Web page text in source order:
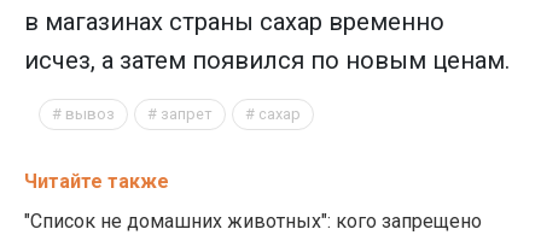
в магазинах страны сахар временно
исчез, а затем появился по новым ценам.
вывоз запрет сахар
Читайте также
"Список не домашних животных": кого запрещено